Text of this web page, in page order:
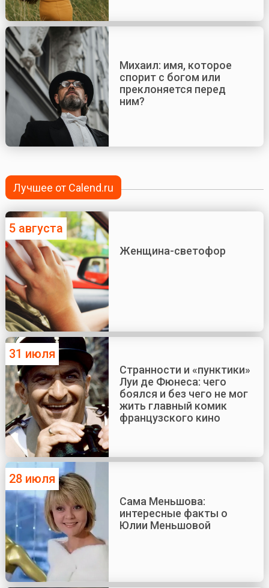
Михаил: имя, которое
спорит с богом или
преклоняется перед
ним?
Лучшее от Calend.ru
5 августа
Женщина-светофор
31 июля
Странности и «пунктики»
Луи де Фюнеса: чего
боялся и без чего не мог
жить главный комик
французского кино
28 июля
Сама Меньшова:
интересные факты о
Юлии Меньшовой